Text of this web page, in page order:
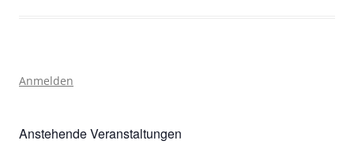
Anmelden
Anstehende Veranstaltungen